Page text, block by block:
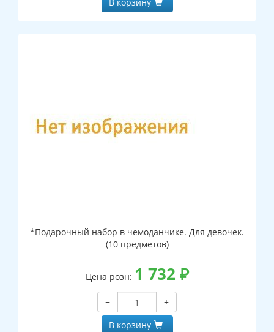
В корзину
*Подарочный набор в чемоданчике. Для девочек.
(10 предметов)
Цена розн: 1 732 ₽
−
+
В корзину